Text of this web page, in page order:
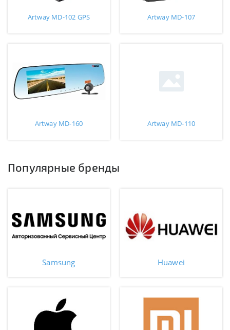
Artway MD-102 GPS Artway MD-107
Artway MD-160 Artway MD-110
Популярные бренды
Samsung Huawei